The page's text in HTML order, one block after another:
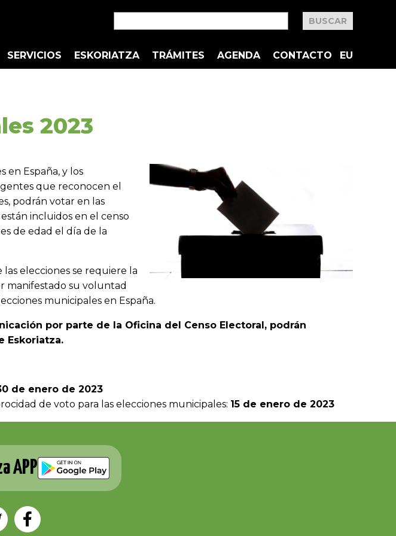
SERVICIOS ESKORIATZA TRÁMITES AGENDA CONTACTO EU
2023
en España, y los
que reconocen el
podrán votar en las
incluidos en el censo
de edad el día de la
elecciones se requiere la
manifestado su voluntad
municipales en España.
por parte de la Oficina del Censo Electoral, podrán
Eskoriatza.
de enero de 2023
de voto para las elecciones municipales: 15 de enero de 2023
APP